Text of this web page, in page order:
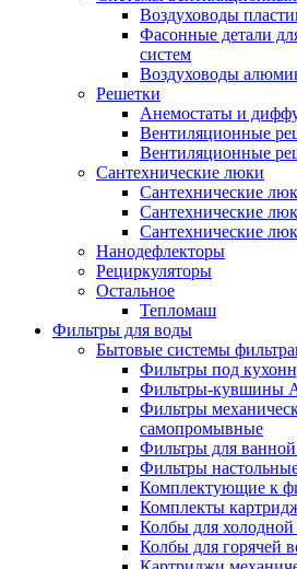
Воздуховоды
Фасонные детали
систем
Воздуховоды
Решетки
Анемостаты и
Вентиляционные
Вентиляционные
Сантехнические люки
Сантехнические
Сантехнические
Сантехнические
Нанодефлекторы
Рециркуляторы
Остальное
Тепломаш
Фильтры для воды
Бытовые системы
Фильтры под
Фильтры-кувшины
Фильтры
самопромывные
Фильтры для
Фильтры
Комплектующие к
Комплекты
Колбы для
Колбы для горячей